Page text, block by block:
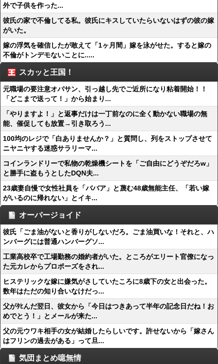
外で子供を作った...
彼氏の家で不倫してる私。彼氏にキスしていたらいないはずの彼の嫁
がいた。
嫁の浮気を確信したが敢えて「1ヶ月間」嫁を泳がせた。すると嫁の
不倫がトンデモないことに.....
スカッと王国！
元職場の要注意オバサン、引っ越し先でご近所になり粘着開始！！
「どこまで送って！」から始まり...
「やりますよ！」と返事だけは一丁前なのに全く動かない職場の無
能、催促しても放置→引き取ろう...
100均のレジで「白ありませんか？」と質問し、列をストップさせて
ニヤニヤする迷惑サラリーマ...
コインランドリーで私物の乾燥機シートを「ご自由にどうぞだろw」
と勝手に盗もうとしたDQN夫...
23歳妻自慢で女性社員を「ババア」と蔑む48歳無能主任、「若い嫁
がいるのに帰れない」とイキ...
オーバージョイド
彼氏「ごま油がないと香りがしないだろ。ごま油買いな！それと、ハ
ンバーグには普通ハンバーグソ...
工業高校卒で工場勤務の婚約者がいた。ところがエリート官僚になっ
た元カレからプロポーズをされ...
ヒステリックな嫁に嫌気がさしていたころに8歳下の女と出会った。
数年はただの知り合いなけだっ...
父がﾀﾋんだ翌日、彼女から「今日はつきあって半年の記念日だね！お
めでとう！」とメールが来た...
父の元ウワキ相手の女が結婚したらしいです。許せないから「嫁さん
はフリンの過去がある」って旦...
気団まとめ噫無情